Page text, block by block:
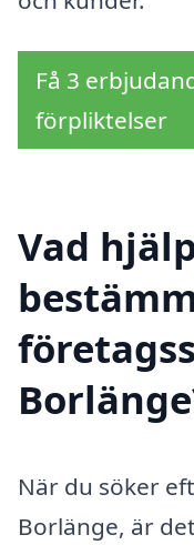
Få 3
förpliktelser
Vad
När du söker
Borlänge, är